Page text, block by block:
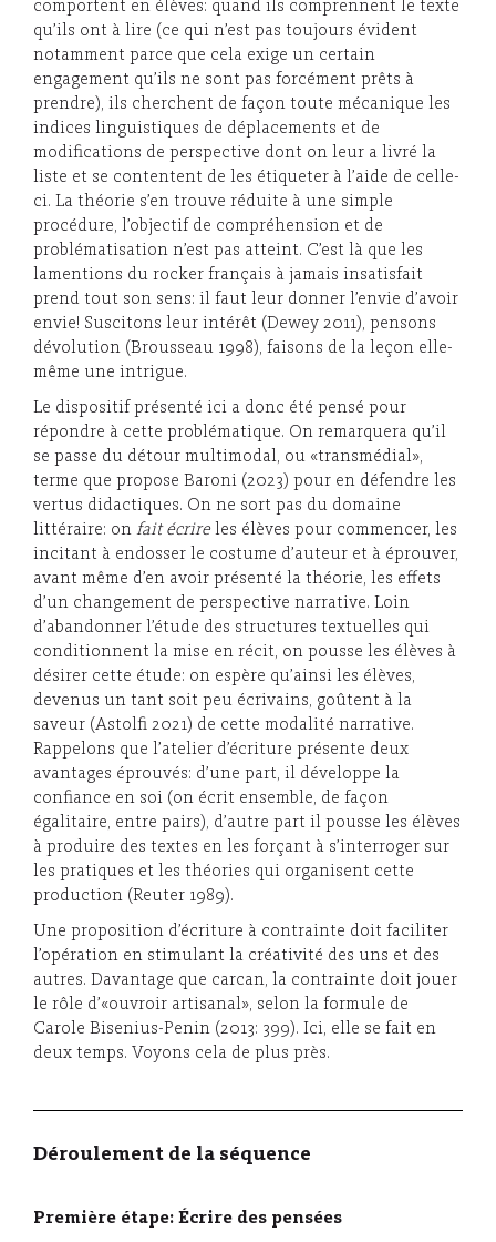
comportent en élèves: quand ils comprennent le texte
qu’ils ont à lire (ce qui n’est pas toujours évident
notamment parce que cela exige un certain
engagement qu’ils ne sont pas forcément prêts à
prendre), ils cherchent de façon toute mécanique les
indices linguistiques de déplacements et de
modifications de perspective dont on leur a livré la
liste et se contentent de les étiqueter à l’aide de celle-
ci. La théorie s’en trouve réduite à une simple
procédure, l’objectif de compréhension et de
problématisation n’est pas atteint. C’est là que les
lamentions du rocker français à jamais insatisfait
prend tout son sens: il faut leur donner l’envie d’avoir
envie! Suscitons leur intérêt (Dewey 2011), pensons
dévolution (Brousseau 1998), faisons de la leçon elle-
même une intrigue.
Le dispositif présenté ici a donc été pensé pour
répondre à cette problématique. On remarquera qu’il
se passe du détour multimodal, ou «transmédial»,
terme que propose Baroni (2023) pour en défendre les
vertus didactiques. On ne sort pas du domaine
littéraire: on fait écrireles élèves pour commencer, les
incitant à endosser le costume d’auteur et à éprouver,
avant même d’en avoir présenté la théorie, les effets
d’un changement de perspective narrative. Loin
d’abandonner l’étude des structures textuelles qui
conditionnent la mise en récit, on pousse les élèves à
désirer cette étude: on espère qu’ainsi les élèves,
devenus un tant soit peu écrivains, goûtent à la
saveur (Astolfi 2021) de cette modalité narrative.
Rappelons que l’atelier d’écriture présente deux
avantages éprouvés: d’une part, il développe la
confiance en soi (on écrit ensemble, de façon
égalitaire, entre pairs), d’autre part il pousse les élèves
à produire des textes en les forçant à s’interroger sur
les pratiques et les théories qui organisent cette
production (Reuter 1989).
Une proposition d’écriture à contrainte doit faciliter
l’opération en stimulant la créativité des uns et des
autres. Davantage que carcan, la contrainte doit jouer
le rôle d’«ouvroir artisanal», selon la formule de
Carole Bisenius-Penin (2013: 399). Ici, elle se fait en
deux temps. Voyons cela de plus près.
Déroulement de la séquence
Première étape: Écrire des pensées